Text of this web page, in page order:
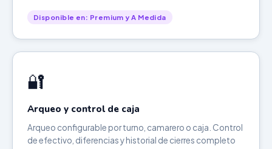
Disponible en: Premium y A Medida
🔐
Arqueo y control de caja
Arqueo configurable por turno, camarero o caja. Control
de efectivo, diferencias y historial de cierres completo